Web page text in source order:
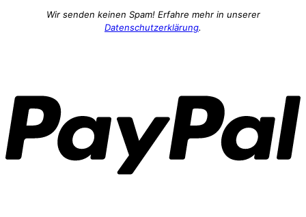
Wir senden keinen Spam! Erfahre mehr in unserer
Datenschutzerklärung.